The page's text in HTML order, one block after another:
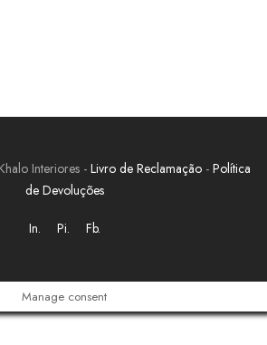
Interiores - Livro de Reclamação- Política
de Devoluções
In. Pi. Fb.
Manage consent